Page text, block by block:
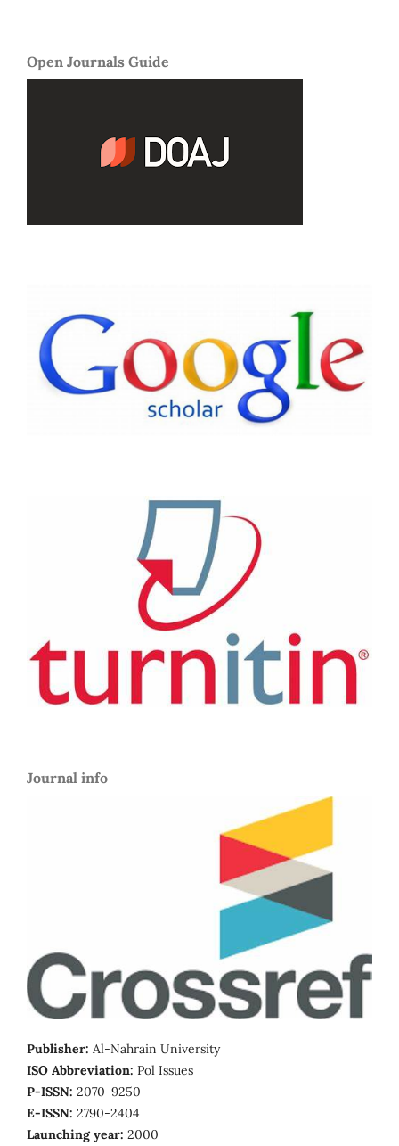
Open Journals Guide
Journal info
Publisher: Al-Nahrain University
ISO Abbreviation: Pol Issues
P-ISSN: 2070-9250
E-ISSN: 2790-2404
Launching year: 2000